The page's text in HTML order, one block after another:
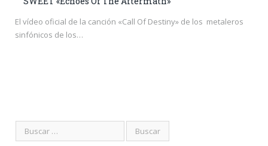
El vídeo oficial de la canción «Call Of Destiny» de los metaleros
sinfónicos de los…